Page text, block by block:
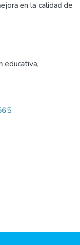
en la calidad de
educativa,